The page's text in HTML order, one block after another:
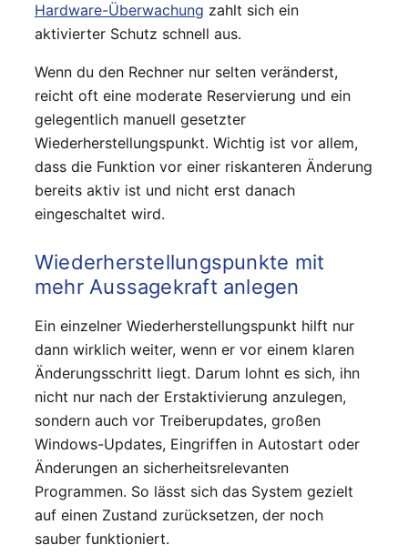
Hardware-Überwachung zahlt sich ein
aktivierter Schutz schnell aus.
Wenn du den Rechner nur selten veränderst,
reicht oft eine moderate Reservierung und ein
gelegentlich manuell gesetzter
Wiederherstellungspunkt. Wichtig ist vor allem,
dass die Funktion vor einer riskanteren Änderung
bereits aktiv ist und nicht erst danach
eingeschaltet wird.
Wiederherstellungspunkte mit
mehr Aussagekraft anlegen
Ein einzelner Wiederherstellungspunkt hilft nur
dann wirklich weiter, wenn er vor einem klaren
Änderungsschritt liegt. Darum lohnt es sich, ihn
nicht nur nach der Erstaktivierung anzulegen,
sondern auch vor Treiberupdates, großen
Windows-Updates, Eingriffen in Autostart oder
Änderungen an sicherheitsrelevanten
Programmen. So lässt sich das System gezielt
auf einen Zustand zurücksetzen, der noch
sauber funktioniert.